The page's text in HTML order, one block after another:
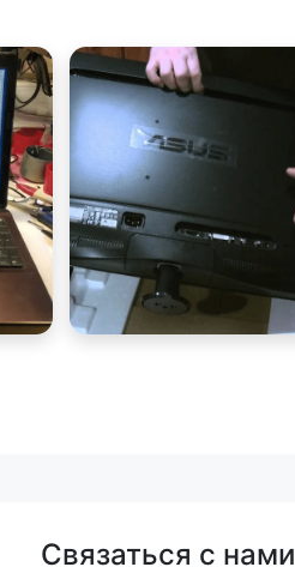
Связаться с нами